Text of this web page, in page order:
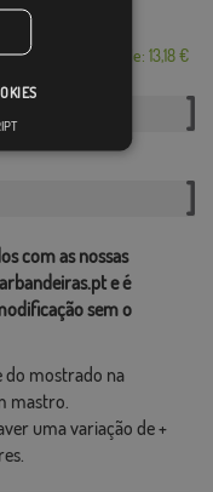
Desde: 13,18 €
com as nossas
e é
sem o
do mostrado na
mastro.
uma variação de +